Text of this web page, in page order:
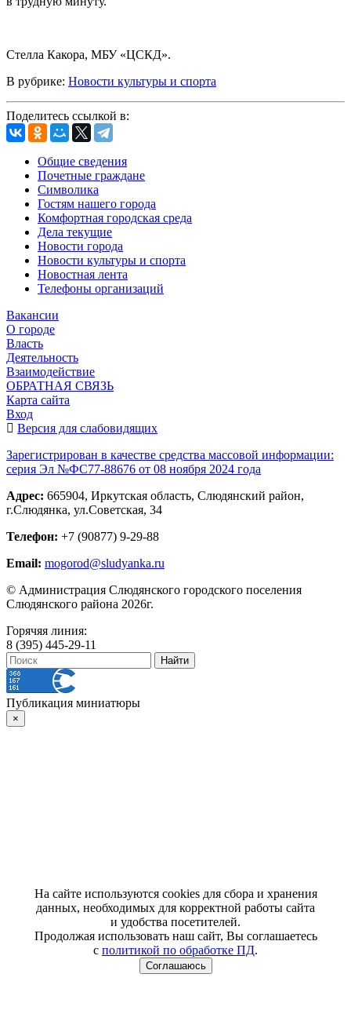
Стелла Какора, МБУ «ЦСКД».
В рубрике: Новости культуры и спорта
Поделитесь ссылкой в:
Общие сведения
Почетные граждане
Символика
Гостям нашего города
Комфортная городская среда
Дела текущие
Новости города
Новости культуры и спорта
Новостная лента
Телефоны организаций
Вакансии
О городе
Власть
Деятельность
Взаимодействие
ОБРАТНАЯ СВЯЗЬ
Карта сайта
Вход
Версия для слабовидящих
Зарегистрирован в качестве средства массовой информации:
серия Эл №ФС77-88676 от 08 ноября 2024 года
Адрес: 665904, Иркутская область, Слюдянский район,
г.Слюдянка, ул.Советская, 34
Телефон: +7 (90877) 9-29-88
Email: mogorod@sludyanka.ru
© Администрация Слюдянского городского поселения
Слюдянского района 2026г.
Горячяя линия:
8 (395) 445-29-11
Публикация миниатюры
×
На сайте используются cookies для сбора и хранения
данных, необходимых для корректной работы сайта
и удобства посетителей.
Продолжая использовать наш сайт, Вы соглашаетесь
с политикой по обработке ПД.
Соглашаюсь